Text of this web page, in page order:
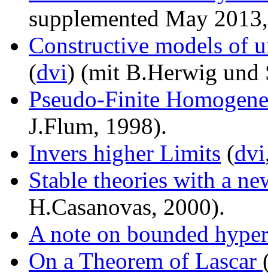
supplemented May
Constructive models of
(dvi) (mit B.Herwig und
Pseudo-Finite
J.Flum, 1998).
Invers higher Limits (dvi
Stable theories with a
H.Casanovas, 2000).
A note on bounded
On a Theorem of Lascar